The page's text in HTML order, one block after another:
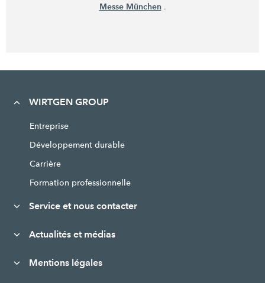
Messe München.
WIRTGEN GROUP
Entreprise
Développement durable
Carrière
Formation professionnelle
Service et nous contacter
Actualités et médias
Mentions légales